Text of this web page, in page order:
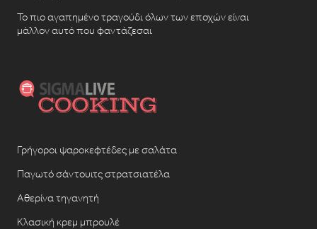
Το πιο αγαπημένο τραγούδι όλων των εποχών είναι
μάλλον αυτό που φαντάζεσαι
Γρήγοροι ψαροκεφτέδες με σαλάτα
Παγωτό σάντουιτς στρατσιατέλα
Αθερίνα τηγανητή
Κλασική κρεμ μπρουλέ